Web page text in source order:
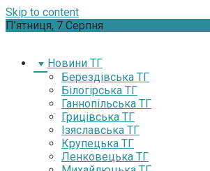
Skip to content
П’ятниця, 7 Серпня
Новини ТГ
Берездівська ТГ
Білогірська ТГ
Ганнопільська ТГ
Грицівська ТГ
Ізяславська ТГ
Крупецька ТГ
Ленковецька ТГ